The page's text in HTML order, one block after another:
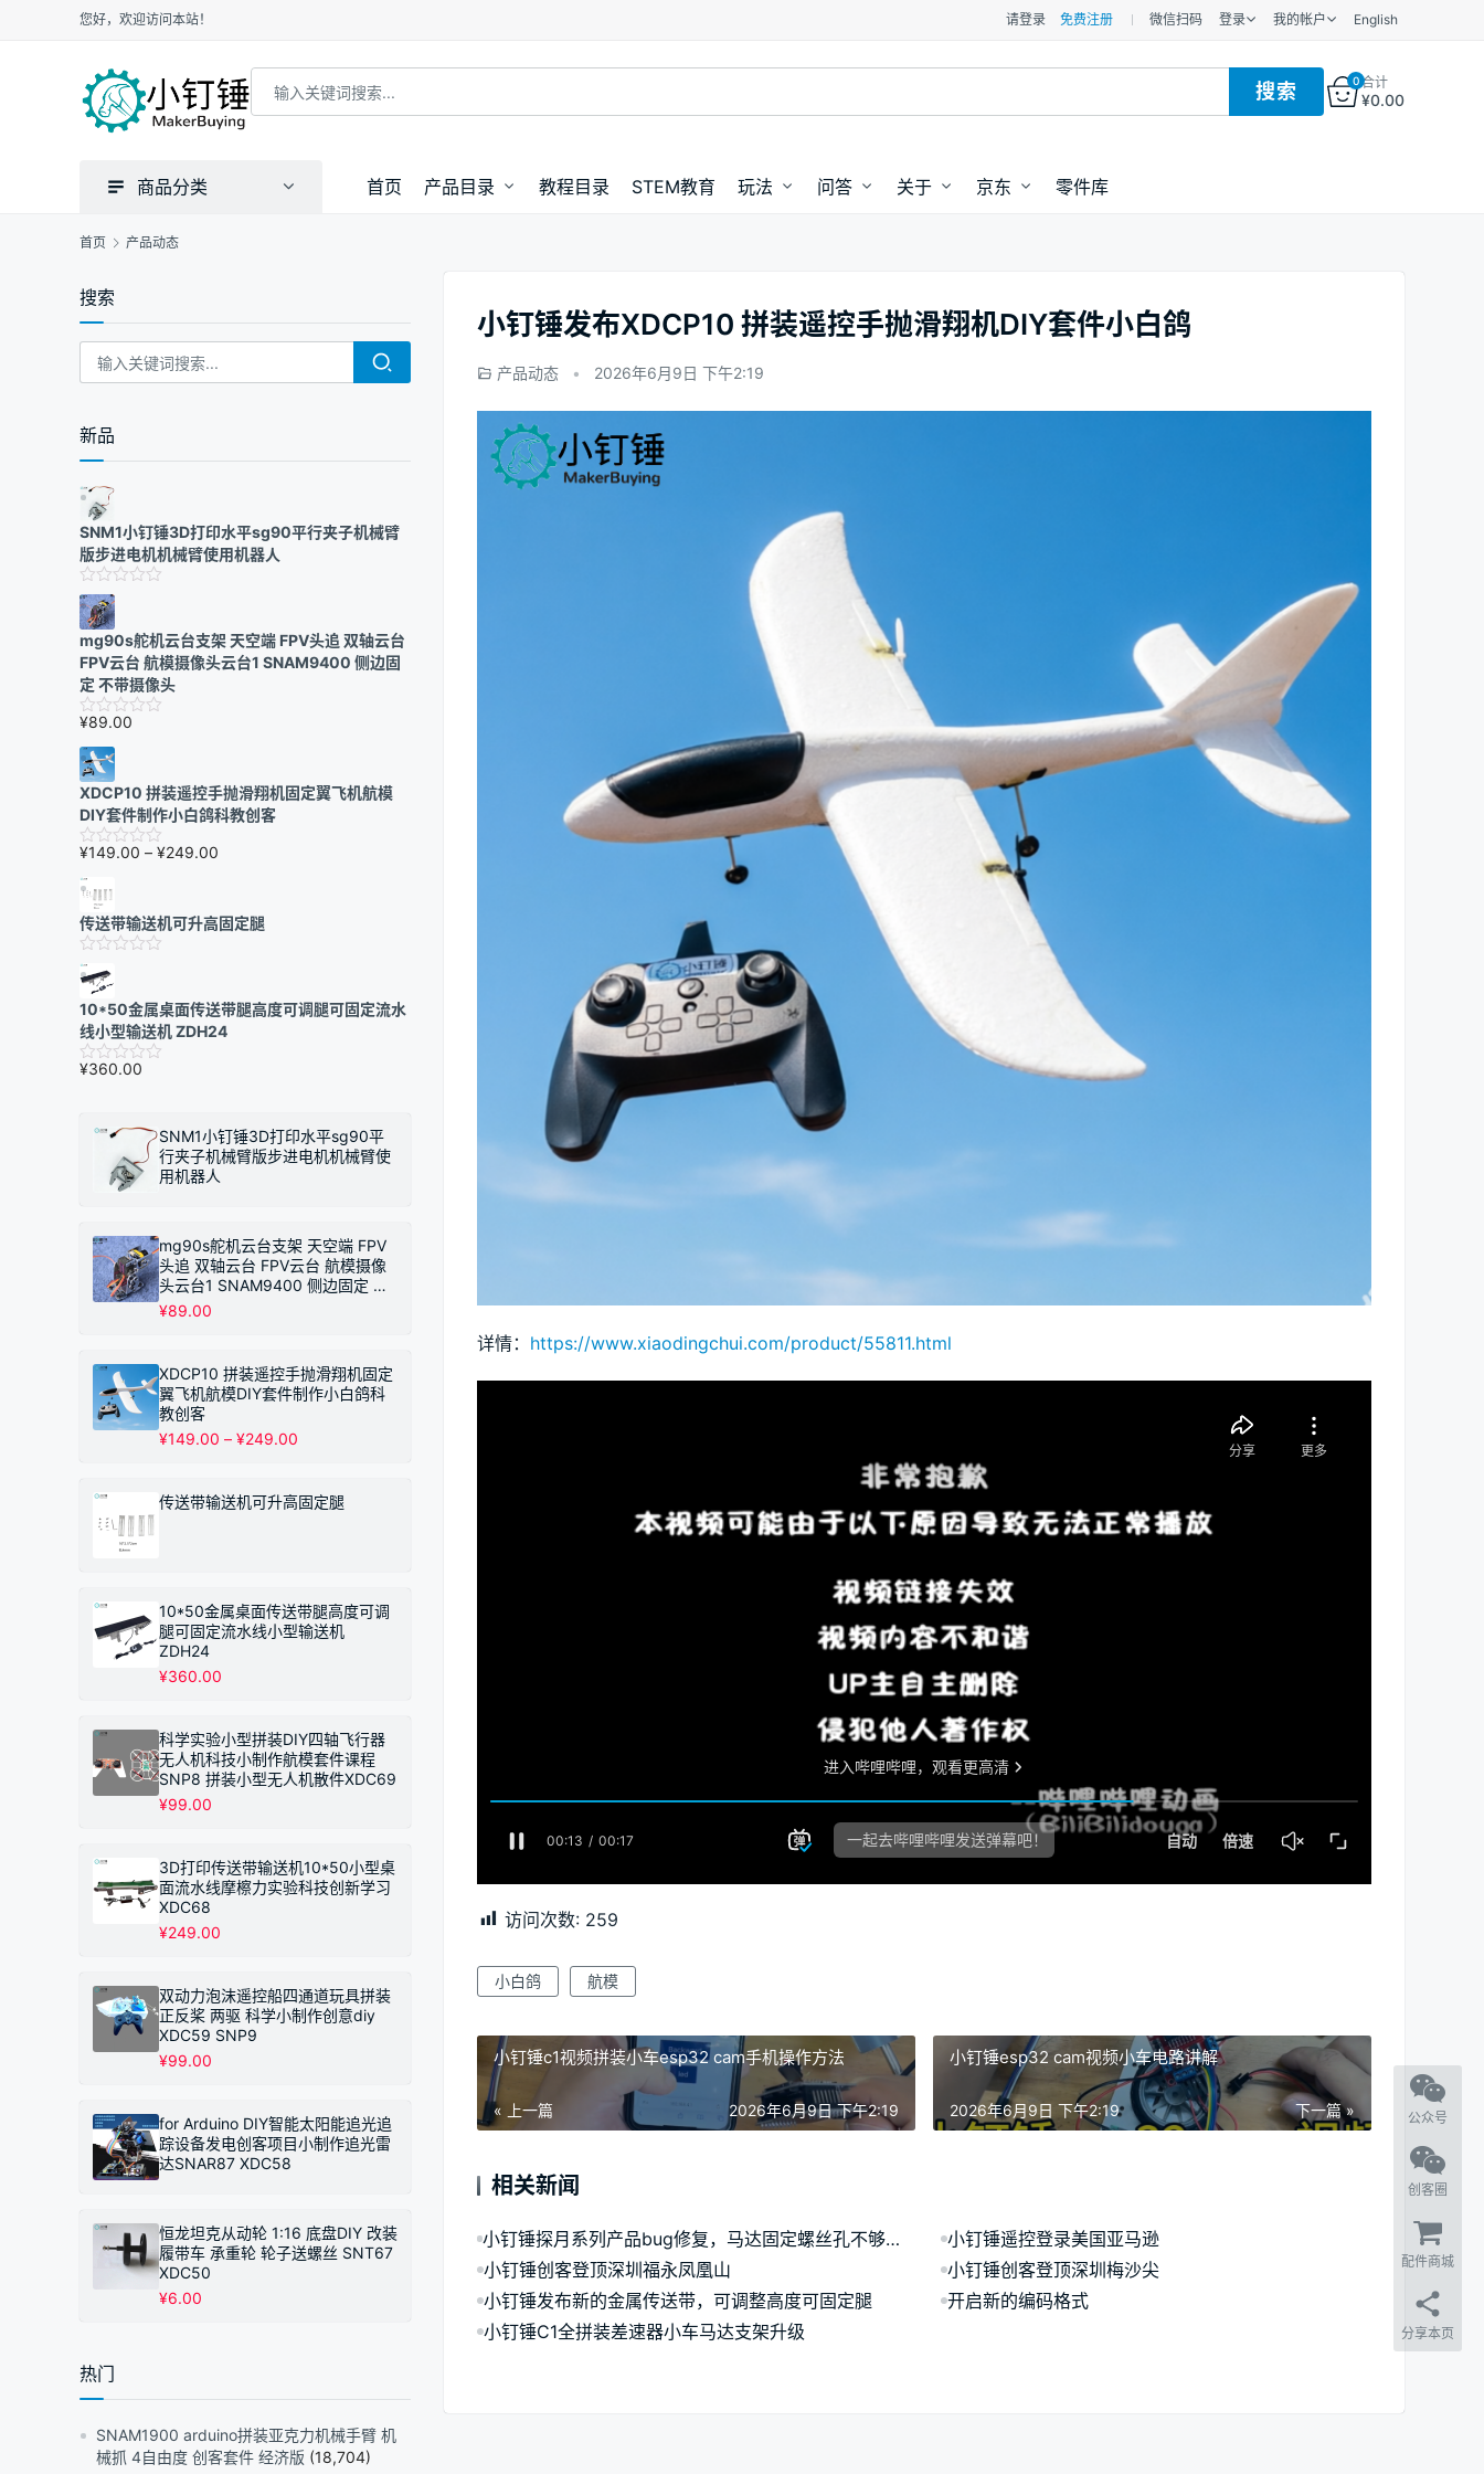
您好，欢迎访问本站！ 请登录 免费注册 微信扫码 登录 我的帐户 English
0合计
¥0.00
商品分类 首页 产品目录 教程目录 STEM教育 玩法 问答 关于 京东 零件库
首页 产品动态
小钉锤发布XDCP10 拼装遥控手抛滑翔机DIY套件小白鸽
产品动态 • 2026年6月9日 下午2:19
详情： https://www.xiaodingchui.com/product/55811.html
访问次数: 259
小白鸽 航模
小钉锤c1视频拼装小车esp32 cam手机操作方法
« 上一篇 2026年6月9日 下午2:19
小钉锤esp32 cam视频小车电路讲解
下一篇 »
2026年6月9日 下午2:19
相关新闻
小钉锤探月系列产品bug修复，马达固定螺丝孔不够精准的bug已经修复
小钉锤遥控登录美国亚马逊
小钉锤创客登顶深圳福永凤凰山
小钉锤创客登顶深圳梅沙尖
小钉锤发布新的金属传送带，可调整高度可固定腿
开启新的编码格式
小钉锤C1全拼装差速器小车马达支架升级
搜索
新品
SNM1小钉锤3D打印水平sg90平行夹子机械臂
版步进电机机械臂使用机器人
mg90s舵机云台支架 天空端 FPV头追 双轴云台
FPV云台 航模摄像头云台1 SNAM9400 侧边固
定 不带摄像头
¥89.00
XDCP10 拼装遥控手抛滑翔机固定翼飞机航模
DIY套件制作小白鸽科教创客
¥149.00 – ¥249.00
围：
传送带输送机可升高固定腿
10*50金属桌面传送带腿高度可调腿可固定流水
线小型输送机 ZDH24
¥360.00
SNM1小钉锤3D打印水平sg90平
行夹子机械臂版步进电机机械臂使
用机器人
mg90s舵机云台支架 天空端 FPV
头追 双轴云台 FPV云台 航模摄像
头云台1 SNAM9400 侧边固定 不
带摄像头
¥89.00
XDCP10 拼装遥控手抛滑翔机固定
翼飞机航模DIY套件制作小白鸽科
教创客
¥149.00 – ¥249.00
围：
传送带输送机可升高固定腿
10*50金属桌面传送带腿高度可调
腿可固定流水线小型输送机
ZDH24
¥360.00
科学实验小型拼装DIY四轴飞行器
无人机科技小制作航模套件课程
SNP8 拼装小型无人机散件XDC69
¥99.00
3D打印传送带输送机10*50小型桌
面流水线摩檫力实验科技创新学习
XDC68
¥249.00
双动力泡沫遥控船四通道玩具拼装
正反桨 两驱 科学小制作创意diy
XDC59 SNP9
¥99.00
for Arduino DIY智能太阳能追光追
踪设备发电创客项目小制作追光雷
达SNAR87 XDC58
恒龙坦克从动轮 1:16 底盘DIY 改装
履带车 承重轮 轮子送螺丝 SNT67
XDC50
¥6.00
热门
SNAM1900 arduino拼装亚克力机械手臂 机
械抓 4自由度 创客套件 经济版 (18,704)
公众号
创客圈
配件商城
分享本页